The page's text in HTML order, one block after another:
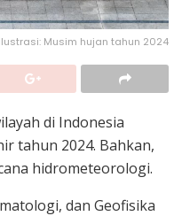
Ilustrasi: Musim hujan tahun 2024
di Indonesia
tahun 2024. Bahkan,
hidrometeorologi.
dan Geofisika